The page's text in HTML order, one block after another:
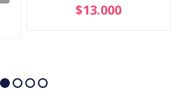
$13.000